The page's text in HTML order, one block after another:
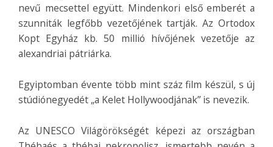
nevű mecsettel együtt. Mindenkori első emberét a
szunniták legfőbb vezetőjének tartják. Az Ortodox
Kopt Egyház kb. 50 millió hívőjének vezetője az
alexandriai pátriárka.
Egyiptomban évente több mint száz film készül, s új
stúdiónegyedét „a Kelet Hollywoodjának” is nevezik.
Az UNESCO Világörökségét képezi az országban